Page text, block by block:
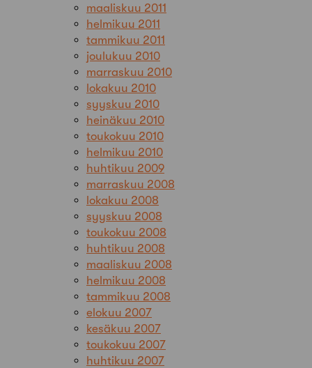
maaliskuu 2011
helmikuu 2011
tammikuu 2011
joulukuu 2010
marraskuu 2010
lokakuu 2010
syyskuu 2010
heinäkuu 2010
toukokuu 2010
helmikuu 2010
huhtikuu 2009
marraskuu 2008
lokakuu 2008
syyskuu 2008
toukokuu 2008
huhtikuu 2008
maaliskuu 2008
helmikuu 2008
tammikuu 2008
elokuu 2007
kesäkuu 2007
toukokuu 2007
huhtikuu 2007